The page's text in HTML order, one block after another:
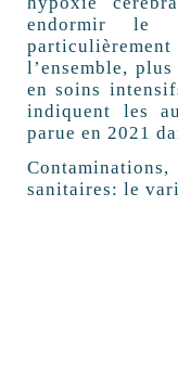
endormir le
l’ensemble,
en soins
indiquent les
parue en 2021
sanitaires: le